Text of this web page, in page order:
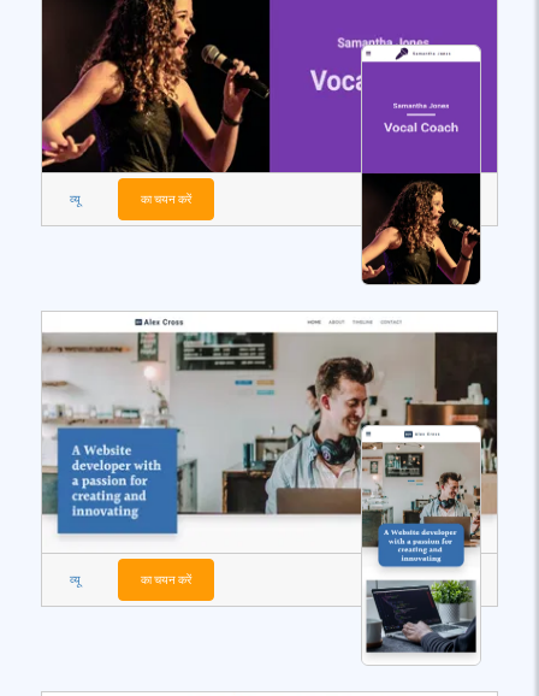
व्यू का चयन करें
व्यू का चयन करें